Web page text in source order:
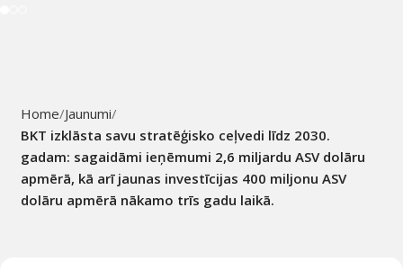
Home Jaunumi
BKT izklāsta savu stratēģisko ceļvedi līdz 2030.
gadam: sagaidāmi ieņēmumi 2,6 miljardu ASV dolāru
apmērā, kā arī jaunas investīcijas 400 miljonu ASV
dolāru apmērā nākamo trīs gadu laikā.